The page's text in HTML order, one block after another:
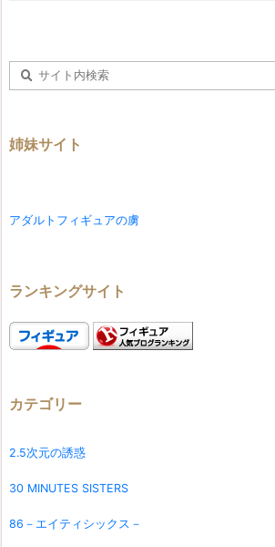
姉妹サイト
アダルトフィギュアの虜
ランキングサイト
カテゴリー
2.5次元の誘惑
30 MINUTES SISTERS
86－エイティシックス－